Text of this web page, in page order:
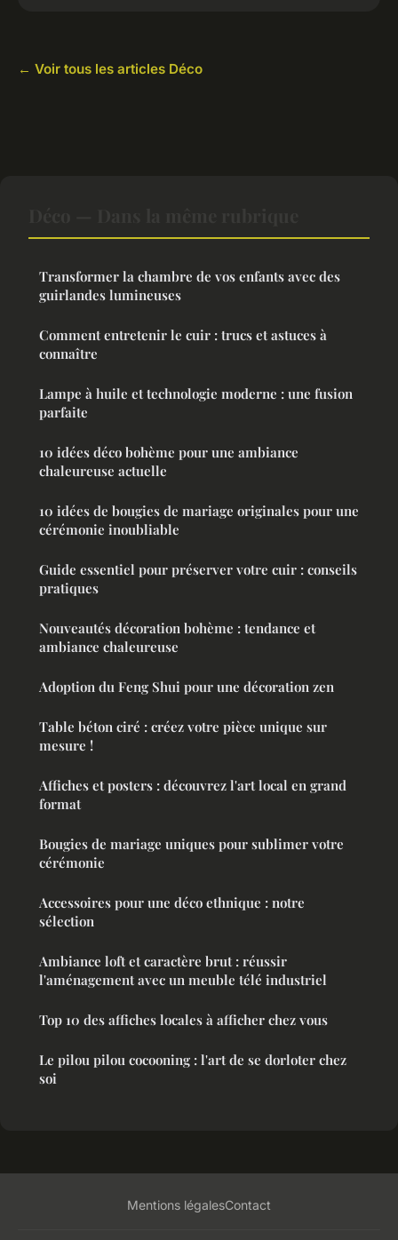
← Voir tous les articles Déco
Transformer la chambre de vos enfants avec des
guirlandes lumineuses
Comment entretenir le cuir : trucs et astuces à
connaître
Lampe à huile et technologie moderne : une fusion
parfaite
10 idées déco bohème pour une ambiance
chaleureuse actuelle
10 idées de bougies de mariage originales pour une
cérémonie inoubliable
Guide essentiel pour préserver votre cuir : conseils
pratiques
Nouveautés décoration bohème : tendance et
ambiance chaleureuse
Adoption du Feng Shui pour une décoration zen
Table béton ciré : créez votre pièce unique sur
mesure !
Affiches et posters : découvrez l'art local en grand
format
Bougies de mariage uniques pour sublimer votre
cérémonie
Accessoires pour une déco ethnique : notre
sélection
Ambiance loft et caractère brut : réussir
l'aménagement avec un meuble télé industriel
Top 10 des affiches locales à afficher chez vous
Le pilou pilou cocooning : l'art de se dorloter chez
soi
Mentions légalesContact